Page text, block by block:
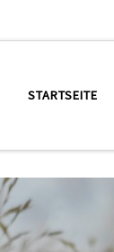
STARTSEITE